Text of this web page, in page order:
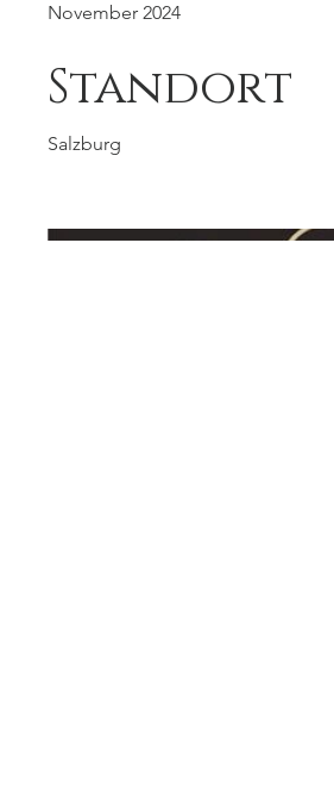
November 2024
Standort
Salzburg